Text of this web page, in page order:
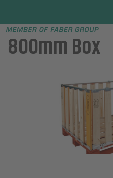
menu
800mm Box